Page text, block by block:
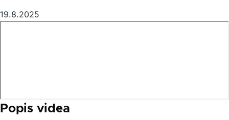
19.8.2025
Popis videa